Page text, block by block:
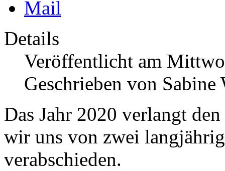
Details
Veröffentlicht am
Geschrieben von Sabine
Das Jahr 2020 verlangt
wir uns von zwei
verabschieden.